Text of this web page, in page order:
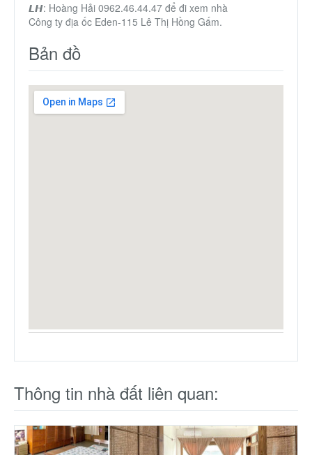
Liên hệ
𝙇𝙃: Hoàng Hải 0962.46.44.47 để đi xem nhà
Công ty địa ốc Eden-115 Lê Thị Hồng Gấm.
Bản đồ
Thông tin nhà đất liên quan: